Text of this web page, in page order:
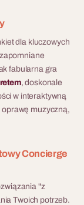
dla kluczowych
fabularna gra
, doskonale
w interaktywną
muzyczną,
Concierge
"z
Twoich potrzeb.